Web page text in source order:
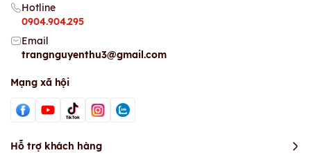
Hotline
0904.904.295
Email
trangnguyenthu3@gmail.com
Mạng xã hội
Hỗ trợ khách hàng